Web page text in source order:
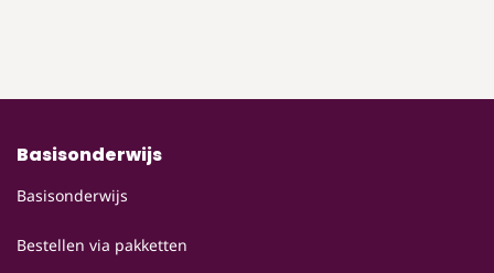
Basisonderwijs
Basisonderwijs
Bestellen via pakketten